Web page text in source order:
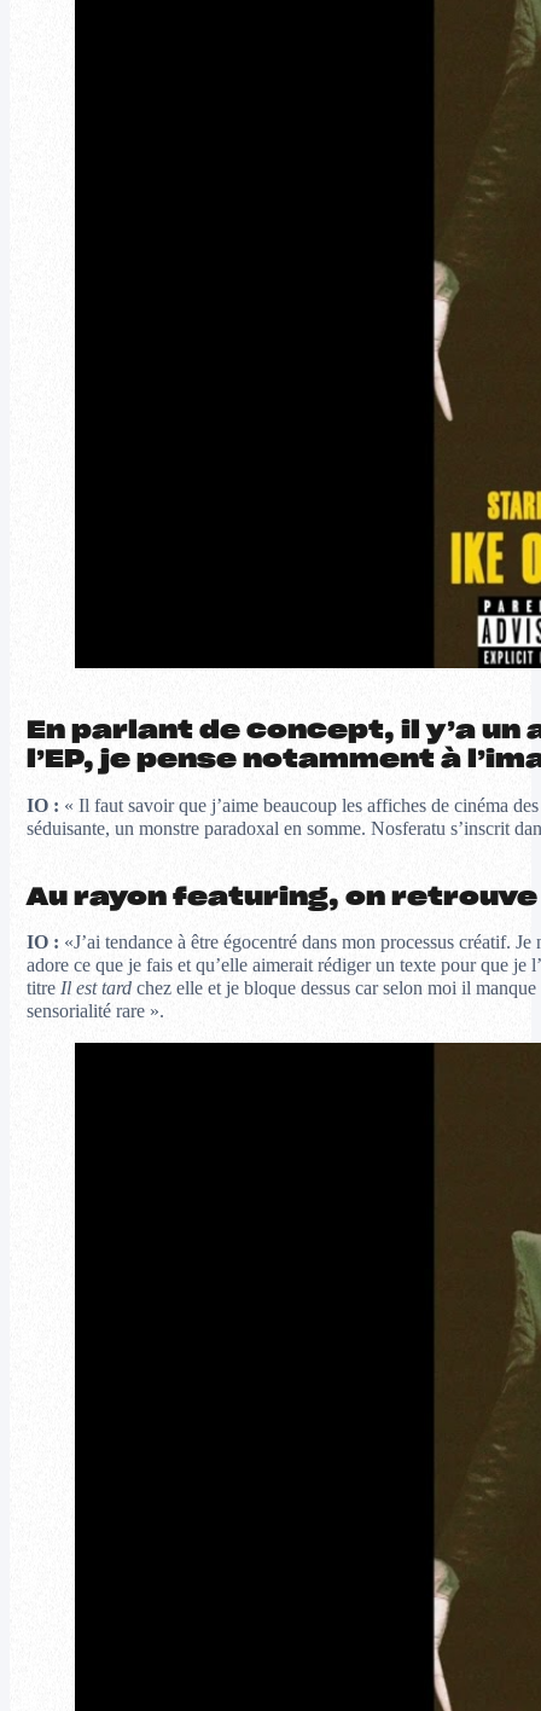
En parlant de concept, il y’a
l’EP, je pense notamment à
IO : « Il faut savoir que j’aime beaucoup les affiches de cinéma
séduisante, un monstre paradoxal en somme. Nosferatu s’inscrit
Au rayon featuring, on
IO : «J’ai tendance à être égocentré dans mon processus créatif.
adore ce que je fais et qu’elle aimerait rédiger un texte pour que je
titre Il est tardchez elle et je bloque dessus car selon moi il
sensorialité rare ».